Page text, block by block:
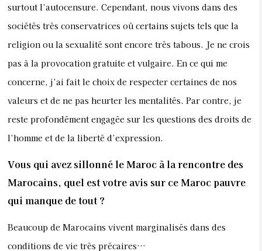
surtout l’autocensure. Cependant, nous vivons dans des
sociétés très conservatrices où certains sujets tels que la
religion ou la sexualité sont encore très tabous. Je ne crois
pas à la provocation gratuite et vulgaire. En ce qui me
concerne, j’ai fait le choix de respecter certaines de nos
valeurs et de ne pas heurter les mentalités. Par contre, je
reste profondément engagée sur les questions des droits de
l’homme et de la liberté d’expression.
Vous qui avez sillonné le Maroc à la rencontre des
Marocains, quel est votre avis sur ce Maroc pauvre
qui manque de tout ?
Beaucoup de Marocains vivent marginalisés dans des
conditions de vie très précaires…